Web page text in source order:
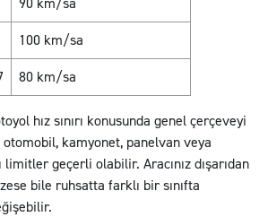
100 km/sa
80 km/sa
hız sınırı konusunda genel çerçeveyi
otomobil, kamyonet, panelvan veya
geçerli olabilir. Aracınız dışarıdan
bile ruhsatta farklı bir sınıfta